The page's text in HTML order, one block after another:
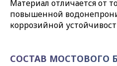
Материал отличается от
повышенной
коррозийной
СОСТАВ МОСТОВОГО